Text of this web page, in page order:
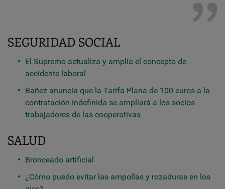
SEGURIDAD SOCIAL
El Supremo actualiza y amplía el concepto de
accidente laboral
Bañez anuncia que la Tarifa Plana de 100 euros a la
contratación indefinida se ampliará a los socios
trabajadores de las cooperativas
SALUD
Bronceado artificial
¿Cómo puedo evitar las ampollas y rozaduras en los